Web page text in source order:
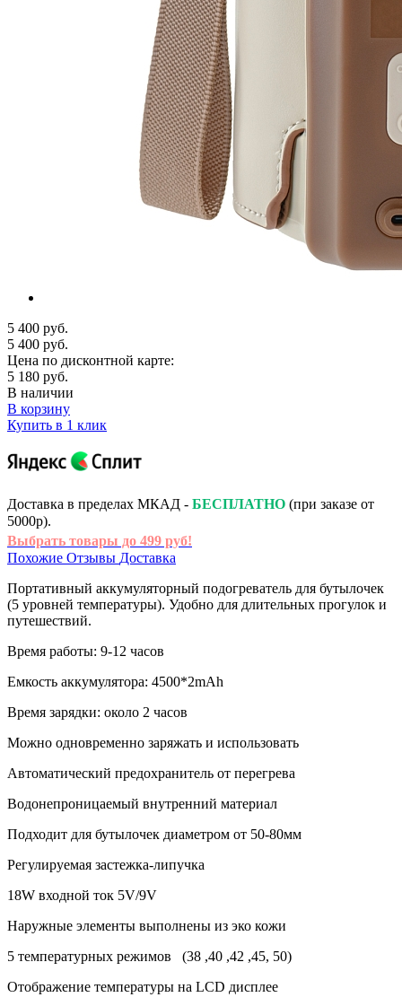
5 400 руб.
5 400 руб.
Цена по дисконтной карте:
5 180 руб.
В наличии
В корзину
Купить в 1 клик
Доставка в пределах МКАД - БЕСПЛАТНО (при заказе от
5000р).
Выбрать товары до 499 руб!
Похожие Отзывы Доставка
Портативный аккумуляторный подогреватель для бутылочек
(5 уровней температуры). Удобно для длительных прогулок и
путешествий.
Время работы: 9-12 часов
Емкость аккумулятора: 4500*2mAh
Время зарядки: около 2 часов
Можно одновременно заряжать и использовать
Автоматический предохранитель от перегрева
Водонепроницаемый внутренний материал
Подходит для бутылочек диаметром от 50-80мм
Регулируемая застежка-липучка
18W входной ток 5V/9V
Наружные элементы выполнены из эко кожи
5 температурных режимов (38 ,40 ,42 ,45, 50)
Отображение температуры на LCD дисплее